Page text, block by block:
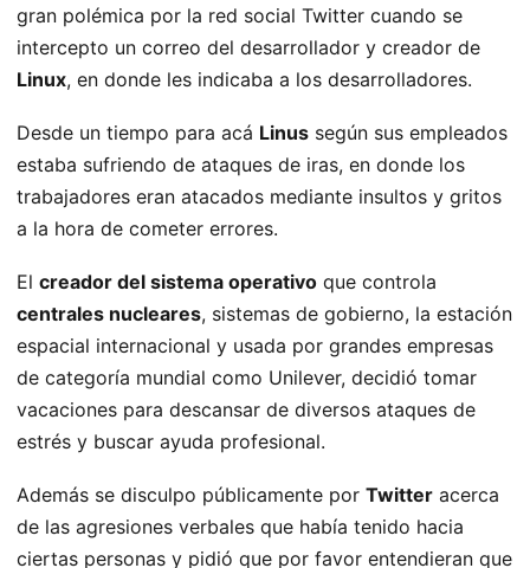
gran polémica por la red social Twitter cuando se
intercepto un correo del desarrollador y creador de
Linux, en donde les indicaba a los desarrolladores.
Desde un tiempo para acá Linus según sus empleados
estaba sufriendo de ataques de iras, en donde los
trabajadores eran atacados mediante insultos y gritos
a la hora de cometer errores.
El creador del sistema operativo que controla
centrales nucleares, sistemas de gobierno, la estación
espacial internacional y usada por grandes empresas
de categoría mundial como Unilever, decidió tomar
vacaciones para descansar de diversos ataques de
estrés y buscar ayuda profesional.
Además se disculpo públicamente por Twitter acerca
de las agresiones verbales que había tenido hacia
ciertas personas y pidió que por favor entendieran que